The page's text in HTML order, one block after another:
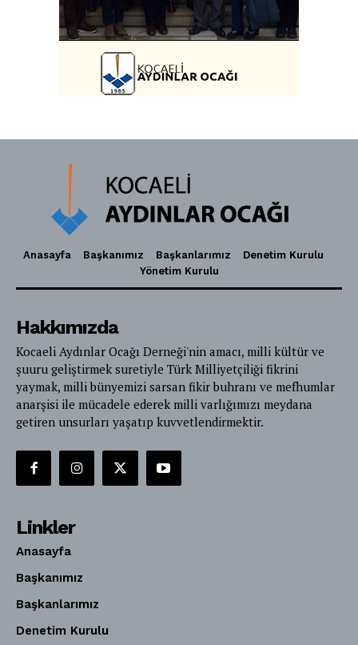
Anasayfa Başkanımız Başkanlarımız
Denetim Kurulu
Yönetim Kurulu
Hakkımızda
Kocaeli Aydınlar Ocağı Derneği'nin amacı, milli kültür ve
şuuru geliştirmek suretiyle Türk Milliyetçiliği fikrini
yaymak, milli bünyemizi sarsan fikir buhranı ve mefhumlar
anarşisi ile mücadele ederek milli varlığımızı meydana
getiren unsurları yaşatıp kuvvetlendirmektir.
Linkler
Anasayfa
Başkanımız
Başkanlarımız
Denetim Kurulu